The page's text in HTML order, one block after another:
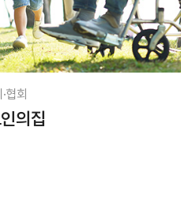
협회
의집